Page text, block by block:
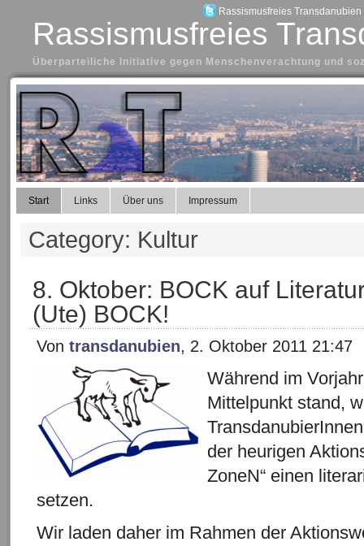
Rassismusfreies Transdanubien
Rassismusfreies
Überparteiliche Initiative gegen Menschenverachtung und
Start Links Über uns Impressum
Category: Kultur
8. Oktober: BOCK auf
(Ute) BOCK!
Von transdanubien, 2. Oktober 2011 21:47
Während im
Mittelpunkt stand,
der heurigen
ZoneN“ einen
setzen.
Wir laden daher im Rahmen der